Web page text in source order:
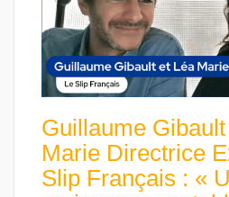
Guillaume
Marie Directrice
Slip Français : «